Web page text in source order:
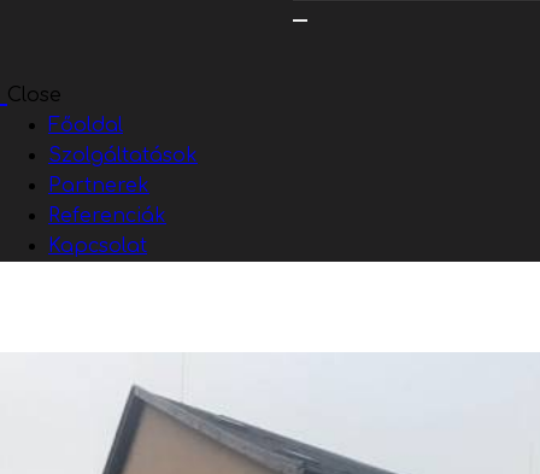
Close
Főoldal
Szolgáltatások
Partnerek
Referenciák
Kapcsolat